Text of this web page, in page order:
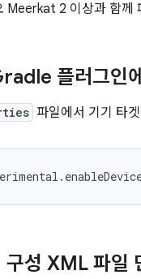
Meerkat 2 이상과 함께
플러그인
파일에서 기기 타
성 XML 파일